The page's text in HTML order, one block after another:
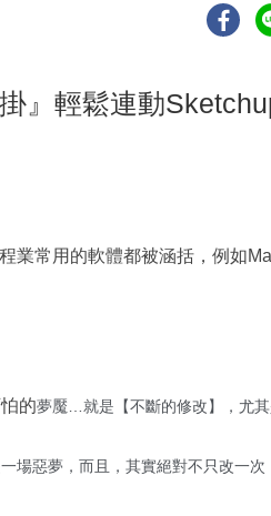
』輕鬆連動
業常用的軟體都被涵括，例如
的夢魘…就是【不斷的修改】，尤其
場惡夢，而且，其實絕對不只改一次